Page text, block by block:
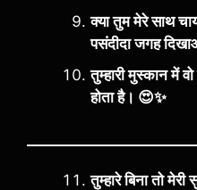
क्या तुम मेरे साथ
पसंदीदा जगह
तुम्हारी मुस्कान में
होता है। 😍✨
तुम्हारे बिना तो